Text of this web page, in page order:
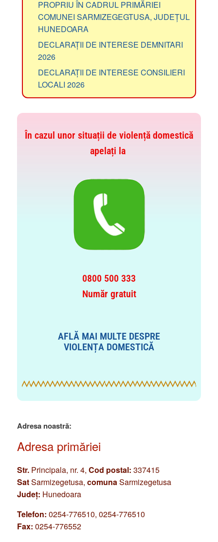
PROPRIU ÎN CADRUL PRIMĂRIEI
COMUNEI SARMIZEGEGTUSA, JUDEȚUL
HUNEDOARA
DECLARAȚII DE INTERESE DEMNITARI
2026
DECLARAȚII DE INTERESE CONSILIERI
LOCALI 2026
În cazul unor situații de violență domestică
apelați la
0800 500 333
Număr gratuit
AFLĂ MAI MULTE DESPRE
VIOLENȚA DOMESTICĂ
Adresa noastră:
Adresa primăriei
Str. Principala, nr. 4, Cod postal: 337415
SatSarmizegetusa, comunaSarmizegetusa
Județ: Hunedoara
Telefon: 0254-776510, 0254-776510
Fax: 0254-776552